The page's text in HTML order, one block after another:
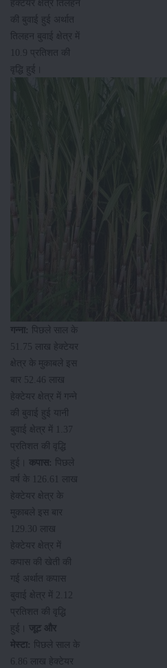
हेक्टेयर क्षेत्र तिलहन
की बुवाई हुई अर्थात
तिलहन बुवाई क्षेत्र में
10.9 प्रतिशत की
वृद्धि हुई।
गन्ना
पिछले साल के
51.75 लाख हेक्टेयर
क्षेत्र के मुकाबले इस
बार 52.46 लाख
हेक्टेयर क्षेत्र में गन्ने
की बुवाई हुई यानी
बुवाई क्षेत्र में 1.37
प्रतिशत की वृद्धि
हुई। कपास:
पिछले
वर्ष के 126.61 लाख
हेक्टेयर क्षेत्र के
मुकाबले इस बार
129.30 लाख
हेक्टेयर क्षेत्र में
कपास की खेती की
गई अर्थात कपास
बुवाई क्षेत्र में 2.12
प्रतिशत की वृद्धि
हुई। जूट और
मेस्टा
पिछले साल के
6.86 लाख हेक्टेयर